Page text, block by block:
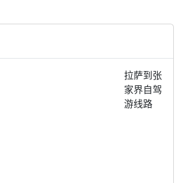
拉萨到张
家界自驾
游线路